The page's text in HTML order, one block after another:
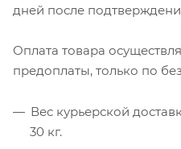
дней после
Оплата товара
предоплаты, только по
Вес курьерской
30 кг.